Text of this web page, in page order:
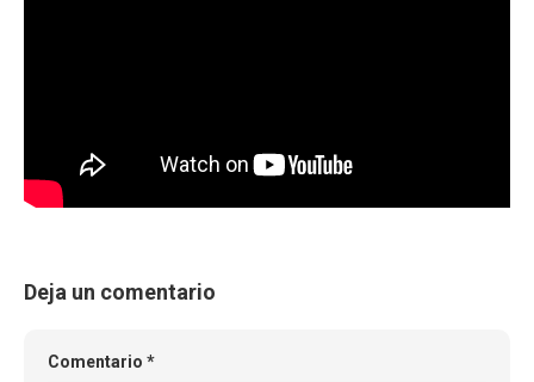
Deja un comentario
Comentario *